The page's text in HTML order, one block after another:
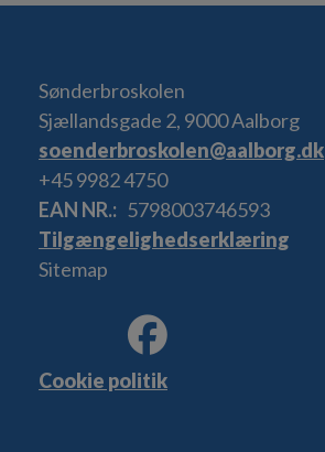
Sønderbroskolen
Sjællandsgade 2, 9000 Aalborg
soenderbroskolen@aalborg.dk
+45 9982 4750
EAN NR.
5798003746593
Tilgængelighedserklæring
Sitemap
Cookie politik